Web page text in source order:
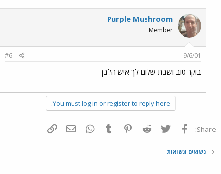
Purple Mushroom
Member
9/6/01
#6
בוקר טוב ושבת שלום לך איש הלבן
You must log in or register to reply here.
Share: פייסבוק Twitter
Reddit
Pinterest
Tumblr
WhatsAppדואר אלקטרוני
נשואים ונשואות